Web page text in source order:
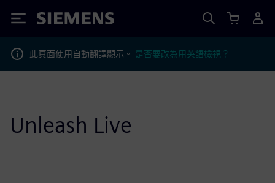
Siemens
此頁面使用自動翻譯顯示。 是否要改為用英語檢視？
Unleash Live